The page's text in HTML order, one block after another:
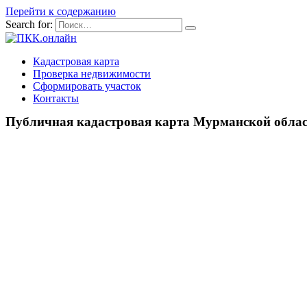
Перейти к содержанию
Search for:
Кадастровая карта
Проверка недвижимости
Сформировать участок
Контакты
Публичная кадастровая карта Мурманской